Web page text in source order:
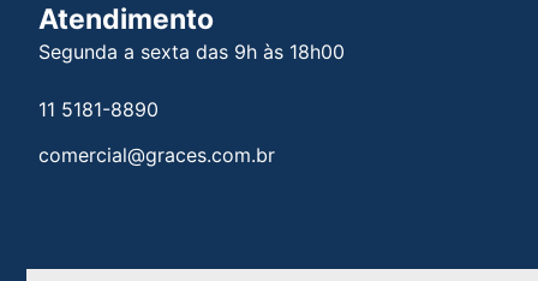
Atendimento
Segunda a sexta das 9h às 18h00
11 5181-8890
comercial@graces.com.br